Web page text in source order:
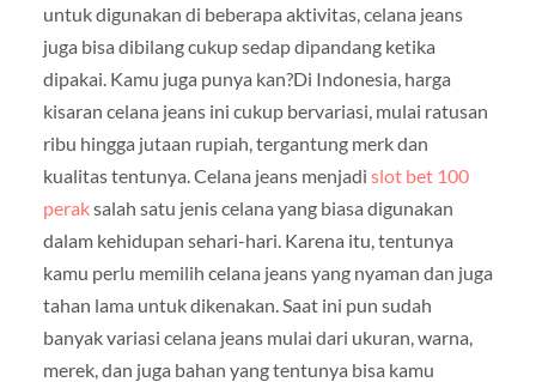
untuk digunakan di beberapa aktivitas, celana jeans
juga bisa dibilang cukup sedap dipandang ketika
dipakai. Kamu juga punya kan?Di Indonesia, harga
kisaran celana jeans ini cukup bervariasi, mulai ratusan
ribu hingga jutaan rupiah, tergantung merk dan
kualitas tentunya. Celana jeans menjadi slot bet 100
peraksalah satu jenis celana yang biasa digunakan
dalam kehidupan sehari-hari. Karena itu, tentunya
kamu perlu memilih celana jeans yang nyaman dan juga
tahan lama untuk dikenakan. Saat ini pun sudah
banyak variasi celana jeans mulai dari ukuran, warna,
merek, dan juga bahan yang tentunya bisa kamu